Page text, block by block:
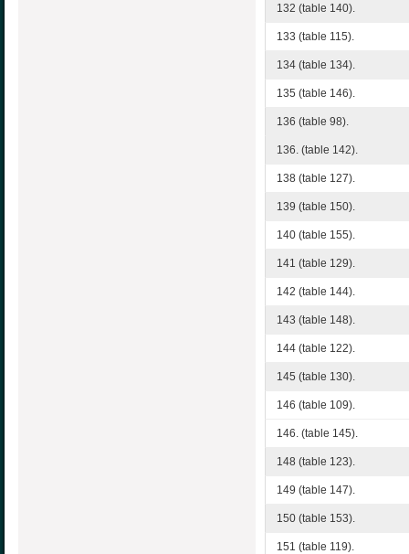
132 (table 140).
133 (table 115).
134 (table 134).
135 (table 146).
136 (table 98).
136. (table 142).
138 (table 127).
139 (table 150).
140 (table 155).
141 (table 129).
142 (table 144).
143 (table 148).
144 (table 122).
145 (table 130).
146 (table 109).
146. (table 145).
148 (table 123).
149 (table 147).
150 (table 153).
151 (table 119).